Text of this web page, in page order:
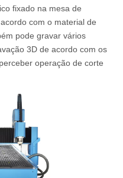
fixado na mesa de
com o material de
pode gravar vários
3D de acordo com os
operação de corte